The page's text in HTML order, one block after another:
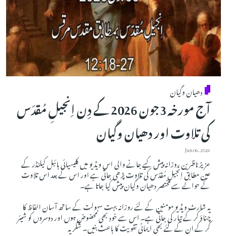
دھیان وگیان
آج مورخہ 3جون 2026 کے دِن اِنجیلِ مُقدّس
کی تلاوت اور دھیان وگیان
Jun 06, 2026
عزیز ناظرین روزانہ پیش کیے جانے والی اس ویڈیو میں کلیسیائی بائبل کیلنڈر کے
عین مطابق اِنجیلِ مُقدّس کی تلاوت پڑھی جاتی ہے اور اس کے بعد اس تلاوت
کے حوالے سے مختصر دھیان وگیان پیش کیا جاتا ہے۔
یہ شارٹ ویڈیو مومنین کے لئے روزانہ بہت سہولت کے ساتھ آسان الفاظ کا
چناؤ کر کے تیار کی جاتی ہے۔ اس سے خود بھی محضوض ہوں اور دوسروں کو شیئر
کر کے ان کے لئے بھی ایمانی تقویت کا باعث بنیں۔ شکریہ